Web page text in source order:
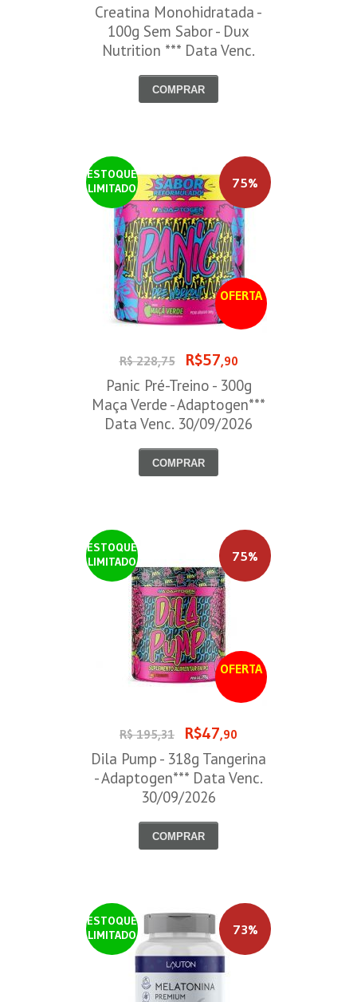
Creatina Monohidratada -
100g Sem Sabor - Dux
Nutrition *** Data Venc.
COMPRAR
ESTOQUE
LIMITADO
OFERTA
75%
R$ 228,75 R$57,90
Panic Pré-Treino - 300g
Maça Verde - Adaptogen***
Data Venc. 30/09/2026
COMPRAR
ESTOQUE
LIMITADO
OFERTA
75%
R$ 195,31 R$47,90
Dila Pump - 318g Tangerina
- Adaptogen*** Data Venc.
30/09/2026
COMPRAR
ESTOQUE
LIMITADO
73%